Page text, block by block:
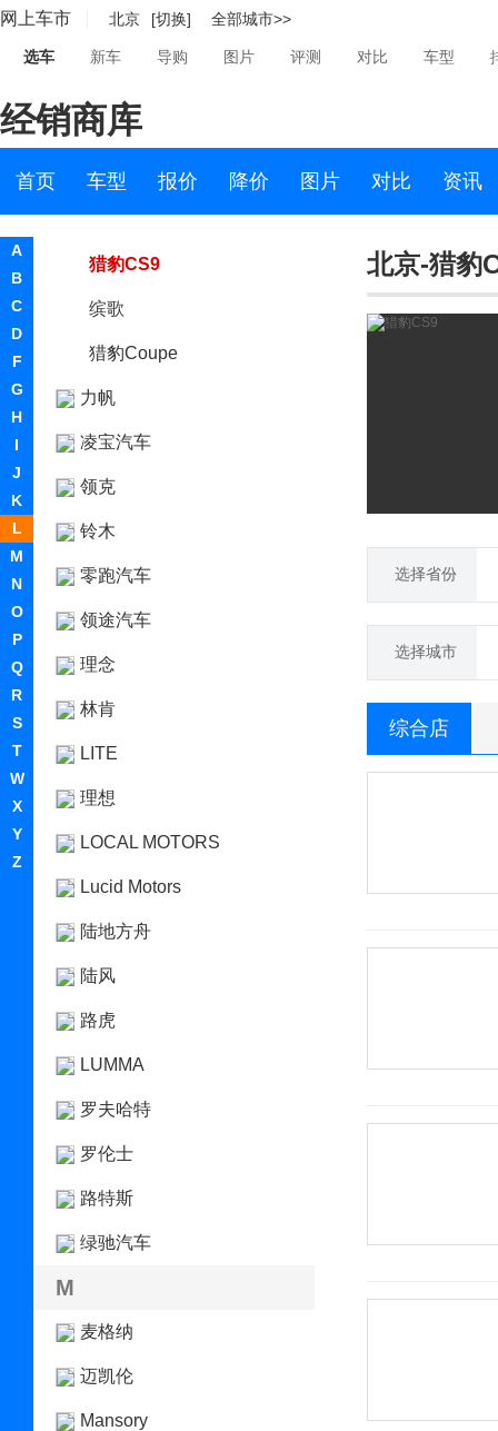
网上车市 北京 [切换] 全部城市>>
选车 新车 导购 图片 评测 对比 车型
经销商库
首页 车型 报价 降价 图片 对比 资讯
A
B
C
D
F
G
H
I
J
K
L
M
N
O
P
Q
R
S
T
W
X
Y
Z
莲花汽车
猎豹
猎豹汽车
猎豹CS9
缤歌
猎豹Coupe
力帆
凌宝汽车
领克
铃木
零跑汽车
领途汽车
理念
林肯
LITE
理想
LOCAL MOTORS
Lucid Motors
陆地方舟
陆风
路虎
LUMMA
罗夫哈特
罗伦士
路特斯
绿驰汽车
M
麦格纳
迈凯伦
Mansory
北京-猎豹
选择省份
选择城市
综合店